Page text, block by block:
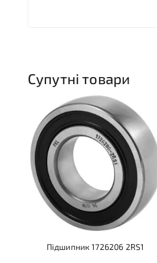
Супутні товари
Підшипник 1726206 2RS1